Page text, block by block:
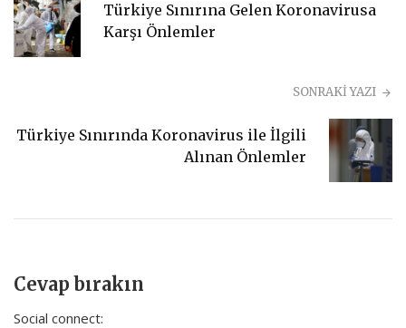
Türkiye Sınırına Gelen Koronavirusa
Karşı Önlemler
SONRAKİ YAZI
Türkiye Sınırında Koronavirus ile İlgili
Alınan Önlemler
Cevap bırakın
Social connect: